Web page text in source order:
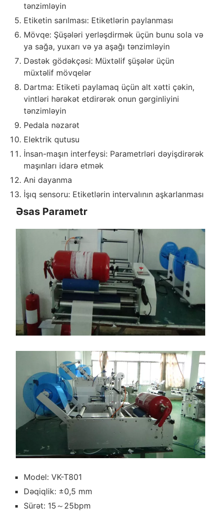
tənzimləyin
Etiketin sarılması: Etiketlərin paylanması
Mövqe: Şüşələri yerləşdirmək üçün bunu sola və
ya sağa, yuxarı və ya aşağı tənzimləyin
Dəstək gödəkçəsi: Müxtəlif şüşələr üçün
müxtəlif mövqelər
Dartma: Etiketi paylamaq üçün alt xətti çəkin,
vintləri hərəkət etdirərək onun gərginliyini
tənzimləyin
Pedala nəzarət
Elektrik qutusu
İnsan-maşın interfeysi: Parametrləri dəyişdirərək
maşınları idarə etmək
Ani dayanma
İşıq sensoru: Etiketlərin intervalının aşkarlanması
Əsas Parametr
Model: VK-T801
Dəqiqlik: ±0,5 mm
Sürət: 15～25bpm